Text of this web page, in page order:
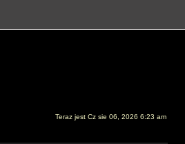
Teraz jest Cz sie 06, 2026 6:23 am